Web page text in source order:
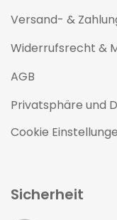
Versand- &
Widerrufsrecht &
AGB
Privatsphäre und
Cookie
Sicherheit